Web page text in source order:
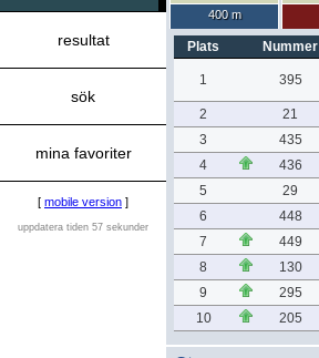
resultat
sök
mina favoriter
[ mobile version ]
uppdatera tiden 57 sekunder
400 m
Plats Nummer
1 395
2 21
3
435
4
436
5
29
6
448
7
449
8
130
9
295
10
205